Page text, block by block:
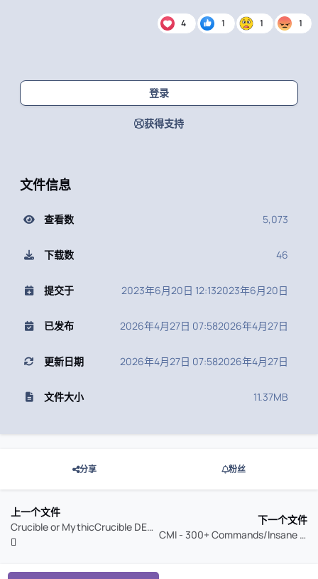
4 1 1 1
登录
获得支持
文件信息
查看数 5,073
下载数 46
提交于 2023年6月20日 12:132023年6月20日
已发布 2026年4月27日 07:582026年4月27日
更新日期 2026年4月27日 07:582026年4月27日
文件大小 11.37MB
分享 粉丝
上一个文件
Crucible or MythicCrucible DEV BUILDS
下一个文件
CMI - 300+ Commands/Insane Kits/Portals/Essentials/Economy/MySQL & SqLite/Much More